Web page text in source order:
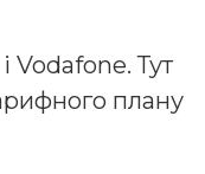
Vodafone. Тут
плану